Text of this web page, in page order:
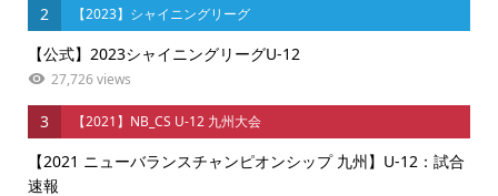
2 【2023】シャイニングリーグ
【公式】2023シャイニングリーグU-12
27,726 views
3 【2021】NB_CS U-12 九州大会
【2021 ニューバランスチャンピオンシップ 九州】U-12：試合
速報